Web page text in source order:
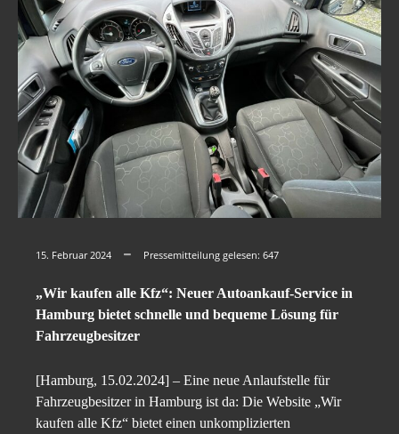
15. Februar 2024 Pressemitteilung gelesen: 647
„Wir kaufen alle Kfz“: Neuer Autoankauf-Service in
Hamburg bietet schnelle und bequeme Lösung für
Fahrzeugbesitzer
[Hamburg, 15.02.2024] – Eine neue Anlaufstelle für
Fahrzeugbesitzer in Hamburg ist da: Die Website „Wir
kaufen alle Kfz“ bietet einen unkomplizierten